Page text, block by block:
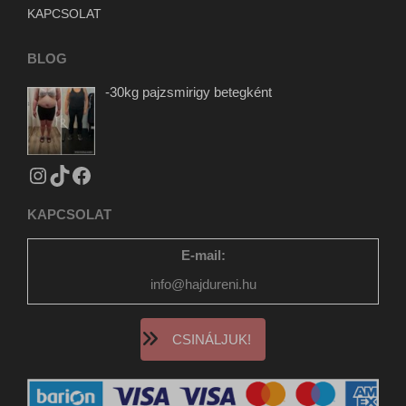
KAPCSOLAT
BLOG
-30kg pajzsmirigy betegként
KAPCSOLAT
E-mail:
info@hajdureni.hu
CSINÁLJUK!
www.tiktok.com
newsletter
www.gstatic.com